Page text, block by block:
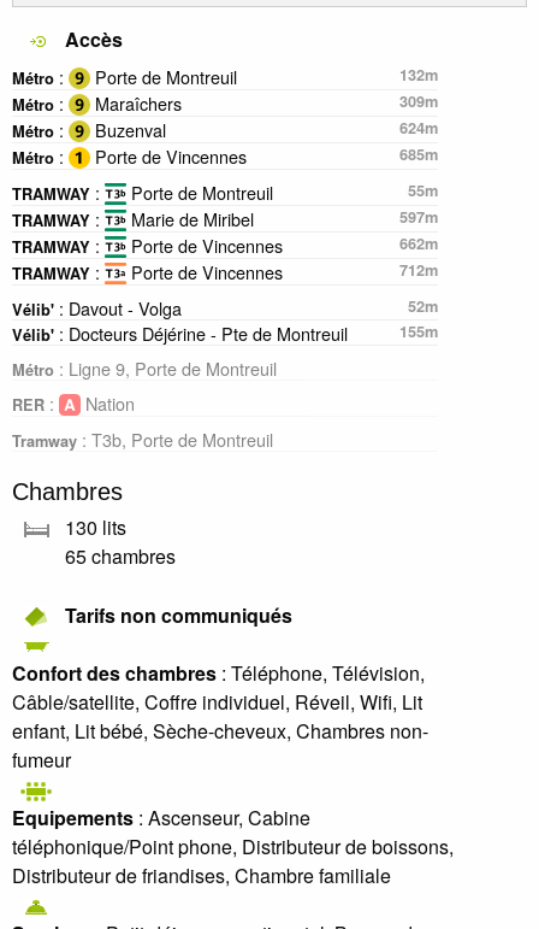
Accès
Métro : Porte de Montreuil
132m
Métro : Maraîchers
309m
Métro : Buzenval
624m
Métro : Porte de Vincennes
685m
TRAMWAY : Porte de Montreuil
55m
TRAMWAY : Marie de Miribel
597m
TRAMWAY : Porte de Vincennes
662m
TRAMWAY : Porte de Vincennes
712m
Vélib' : Davout - Volga
52m
Vélib' : Docteurs Déjérine - Pte de Montreuil
155m
Métro : Ligne 9, Porte de Montreuil
RER : Nation
Tramway : T3b, Porte de Montreuil
Chambres
130 lits
65 chambres
Tarifs non communiqués
Confort des chambres : Téléphone, Télévision,
Câble/satellite, Coffre individuel, Réveil, Wifi, Lit
enfant, Lit bébé, Sèche-cheveux, Chambres non-
fumeur
Equipements : Ascenseur, Cabine
téléphonique/Point phone, Distributeur de boissons,
Distributeur de friandises, Chambre familiale